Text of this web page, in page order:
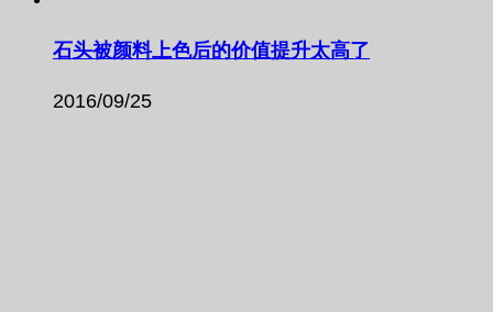
石头被颜料上色后的价值提升太高了
2016/09/25